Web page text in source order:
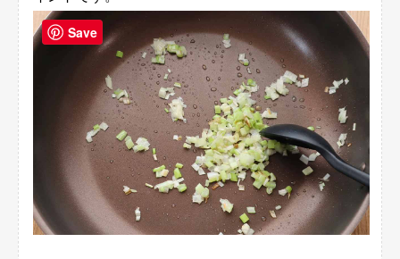
Save